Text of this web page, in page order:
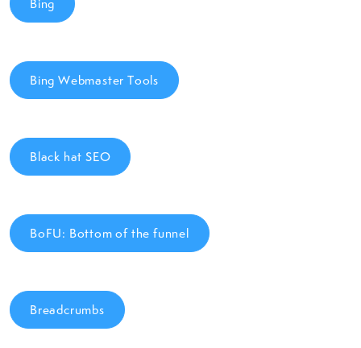
Bing
Bing Webmaster Tools
Black hat SEO
BoFU: Bottom of the funnel
Breadcrumbs